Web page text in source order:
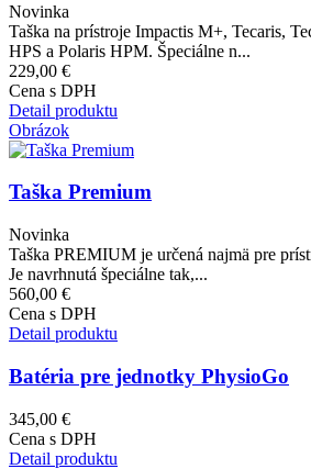
Novinka
Taška na prístroje Impactis M+, Tecaris,
HPS a Polaris HPM. Špeciálne n...
229,00 €
Cena s DPH
Detail produktu
Obrázok
Taška Premium
Novinka
Taška PREMIUM je určená najmä pre
Je navrhnutá špeciálne tak,...
560,00 €
Cena s DPH
Detail produktu
Batéria pre jednotky PhysioGo
345,00 €
Cena s DPH
Detail produktu